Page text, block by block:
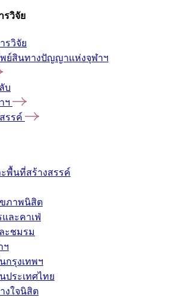
รวิจัย
รวิจัย
ย์สินทางปัญญาแห่งจุฬาฯ
บ
ฯ
รรค์
พื้นที่สร้างสรรค์
ภาพนิสิต
ละคาเฟ่
ะชมรม
ฯ
กรุงเทพฯ
ประเทศไทย
งใจนิสิต